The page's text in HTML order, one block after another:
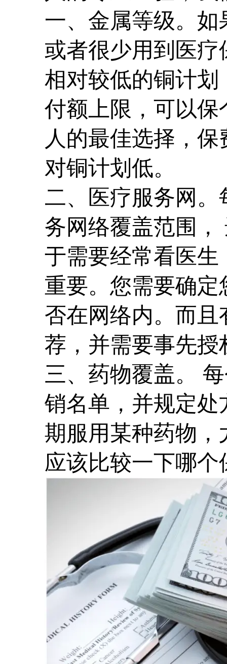
一、金属等级。
或者很少用到医
相对较低的铜计
付额上限，可以
人的最佳选择，
对铜计划低。
二、医疗服务网
务网络覆盖范围
于需要经常看医
重要。您需要确
否在网络内。而
荐，并需要事先
三、药物覆盖。
销名单，并规定
期服用某种药物
应该比较一下哪